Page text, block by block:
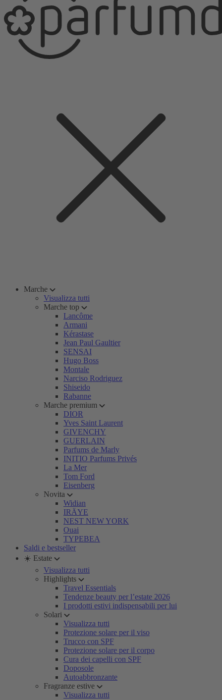
Marche
Visualizza tutti
Marche top
Lancôme
Armani
Kérastase
Jean Paul Gaultier
SENSAI
Hugo Boss
Montale
Narciso Rodriguez
Shiseido
Rabanne
Marche premium
DIOR
Yves Saint Laurent
GIVENCHY
GUERLAIN
Parfums de Marly
INITIO Parfums Privés
La Mer
Tom Ford
Eisenberg
Novita
Widian
IRÄYE
NEST NEW YORK
Ouai
TYPEBEA
Saldi e bestseller
☀️ Estate
Visualizza tutti
Highlights
Travel Essentials
Tendenze beauty per l’estate 2026
I prodotti estivi indispensabili per lui
Solari
Visualizza tutti
Protezione solare per il viso
Trucco con SPF
Protezione solare per il corpo
Cura dei capelli con SPF
Doposole
Autoabbronzante
Fragranze estive
Visualizza tutti